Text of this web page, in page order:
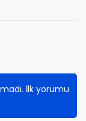
İlk yorumu